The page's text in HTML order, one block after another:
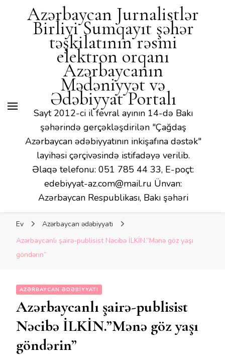
Mədəniyyət və Ədəbiyyat
Portalı
Azərbaycan Jurnalistlər
Birliyi Sumqayıt şəhər
təşkilatının rəsmi
elektron orqanı
Azərbaycanın
Mədəniyyət və
Ədəbiyyat Portalı
Sayt 2012-ci il fevral ayının 14-də Bakı
şəhərində gerçəkləşdirilən "Çağdaş
Azərbaycan ədəbiyyatının inkişafına dəstək"
layihəsi çərçivəsində istifadəyə verilib.
Əlaqə telefonu: 051 785 44 33, E-poçt:
edebiyyat-az.com@mail.ru Ünvan:
Azərbaycan Respublikası, Bakı şəhəri
Ev
Azərbaycan ədəbiyyatı
Azərbaycanlı şairə-publisist Nəcibə İLKİN.”Mənə göz yaşı
göndərin”
AZƏRBAYCAN ƏDƏBIYYATI
Azərbaycanlı şairə-publisist
Nəcibə İLKİN.”Mənə göz yaşı
göndərin”